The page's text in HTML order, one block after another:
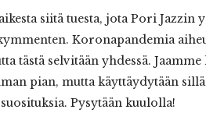
siitä tuesta, jota Pori Jazzin
Koronapandemia
tästä selvitään yhdessä.
pian, mutta käyttäydytään
Pysytään kuulolla!